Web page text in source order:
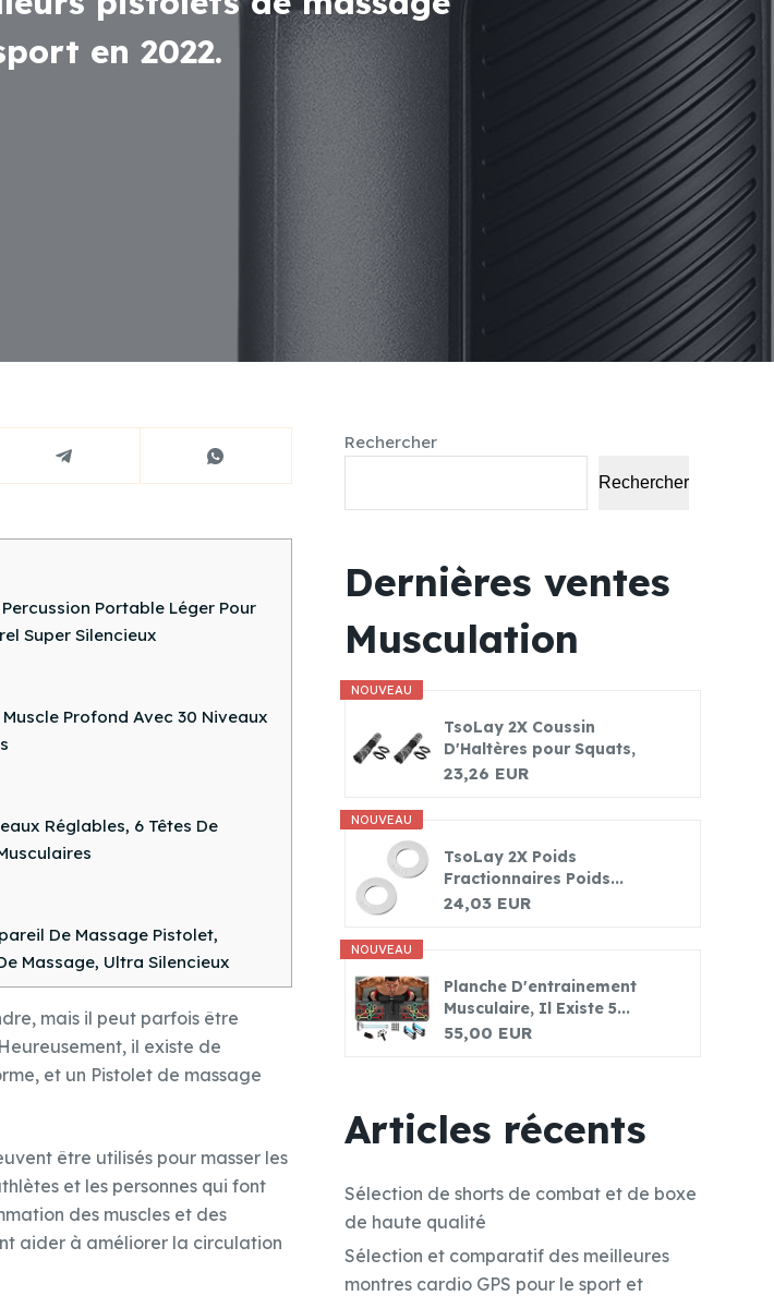
en 2022.
Portable Léger Pour
Super Silencieux
Profond Avec 30 Niveaux
Réglables, 6 Têtes De
De Massage Pistolet,
Massage, Ultra Silencieux
mais il peut parfois être
il existe de
et un Pistolet de massage
être utilisés pour masser les
et les personnes qui font
des muscles et des
aider à améliorer la circulation
Rechercher
Rechercher
Dernières ventes
Musculation
NOUVEAU
TsoLay 2X Coussin
D'Haltères pour Squats,
Fentes...
23,26 EUR
NOUVEAU
TsoLay 2X Poids
Fractionnaires Poids...
24,03 EUR
NOUVEAU
Planche D'entrainement
Musculaire, Il Existe 5...
55,00 EUR
Articles récents
Sélection de shorts de combat et de boxe
de haute qualité
Sélection et comparatif des meilleures
montres cardio GPS pour le sport et